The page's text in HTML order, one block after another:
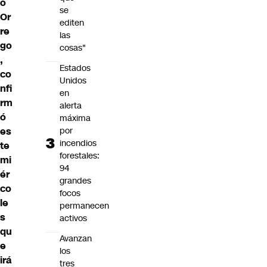
Or
re
go
,
co
nfi
rm
ó
es
te
mi
ér
co
le
s
qu
e
irá
se
editen
las
cosas"
Estados
Unidos
en
alerta
máxima
por
incendios
forestales:
94
grandes
focos
permanecen
activos
Avanzan
los
tres